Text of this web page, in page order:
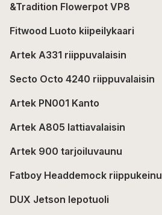
&Tradition Flowerpot VP8
Fitwood Luoto kiipeilykaari
Artek A331 riippuvalaisin
Secto Octo 4240 riippuvalaisin
Artek PN001 Kanto
Artek A805 lattiavalaisin
Artek 900 tarjoiluvaunu
Fatboy Headdemock riippukeinu
DUX Jetson lepotuoli